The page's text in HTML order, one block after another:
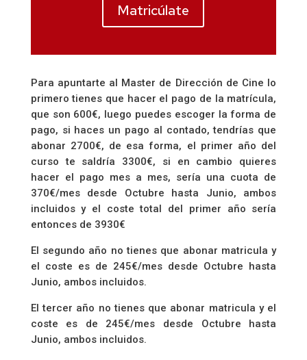
Matricúlate
Para apuntarte al Master de Dirección de Cine lo
primero tienes que hacer el pago de la matrícula,
que son 600€, luego puedes escoger la forma de
pago, si haces un pago al contado, tendrías que
abonar 2700€, de esa forma, el primer año del
curso te saldría 3300€, si en cambio quieres
hacer el pago mes a mes, sería una cuota de
370€/mes desde Octubre hasta Junio, ambos
incluidos y el coste total del primer año sería
entonces de 3930€
El segundo año no tienes que abonar matricula y
el coste es de 245€/mes desde Octubre hasta
Junio, ambos incluidos.
El tercer año no tienes que abonar matricula y el
coste es de 245€/mes desde Octubre hasta
Junio, ambos incluidos.